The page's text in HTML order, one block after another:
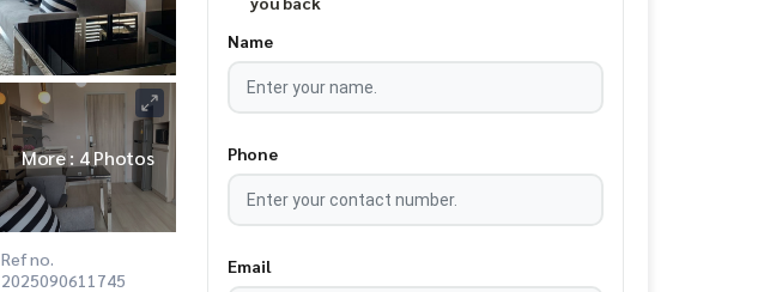
More : 4 Photos
Ref no.
2025090611745
Name
Phone
Email